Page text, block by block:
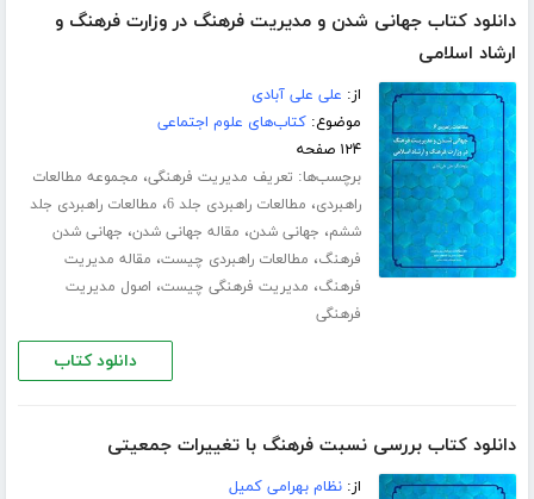
دانلود کتاب جهانی شدن و مدیریت فرهنگ در وزارت فرهنگ و
ارشاد اسلامی
از: علی علی آبادی
موضوع:کتاب‌های علوم اجتماعی
۱۲۴ صفحه
برچسب‌ها: تعریف مدیریت فرهنگی، مجموعه مطالعات
راهبردی، مطالعات راهبردی جلد 6 ، مطالعات راهبردی جلد
ششم، جهانی شدن، مقاله جهانی شدن، جهانی شدن
فرهنگ، مطالعات راهبردی چیست، مقاله مدیریت
فرهنگ، مدیریت فرهنگی چیست، اصول مدیریت
فرهنگی
دانلود کتاب
دانلود کتاب بررسی نسبت فرهنگ با تغییرات جمعیتی
از:نظام بهرامی کمیل